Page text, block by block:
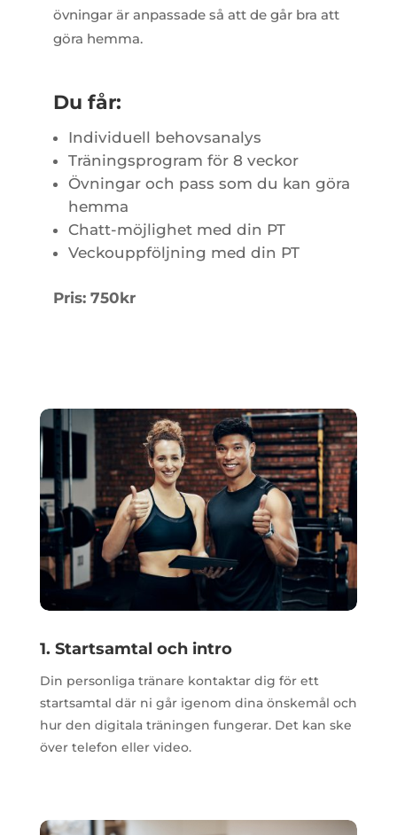
övningar är anpassade så att de går bra att
göra hemma.
Du får:
Individuell behovsanalys
Träningsprogram för 8 veckor
Övningar och pass som du kan göra
hemma
Chatt-möjlighet med din PT
Veckouppföljning med din PT
Pris: 750kr
1. Startsamtal och intro
Din personliga tränare kontaktar dig för ett
startsamtal där ni går igenom dina önskemål och
hur den digitala träningen fungerar. Det kan ske
över telefon eller video.